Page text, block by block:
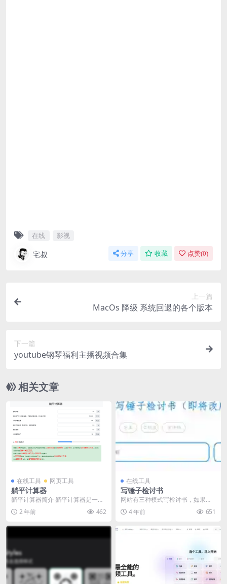
在线 影视
宅叔 分享 收藏 点赞(0)
上一篇
MacOs 降级 系统回退的各个版本
下一篇
youtube钢琴福利主播视频合集
相关文章
在线工具 网页工具
躺平计算器
躺平计算器简介 躺平计算器是一个
专为用户设计的金融工具，帮助个
人计算从特定年龄开...
2 年前 462
在线工具
写锤子检讨书
网站有三种模式写检讨书，如果惹
女朋友生气了可以生成个检讨书参
考修改后发给女朋友，...
4 年前 651